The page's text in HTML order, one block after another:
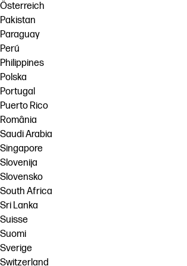
Österreich
Pakistan
Paraguay
Perú
Philippines
Polska
Portugal
Puerto Rico
România
Saudi Arabia
Singapore
Slovenija
Slovensko
South Africa
Sri Lanka
Suisse
Suomi
Sverige
Switzerland